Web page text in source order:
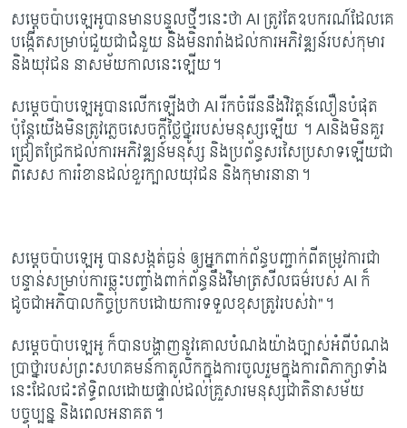
សម្តេចប៉ាបឡេអូបានមានបន្ទូលថ្មីៗនេះថា AIត្រូវតែឧបករណ៍ដែលគេ
បង្កើតសម្រាប់ជួយជាជំនួយ និងមិនរារាំងដល់ការអភិវឌ្ឍន៍របស់កុមារ
និងយុវជន នាសម័យកាលនេះឡើយ។
សម្តេចប៉ាបឡេអូបានលើកឡើងថា AIរីកចំរើននឹងវិវត្តន៍លឿនបំផុត
ប៉ុន្តែយើងមិនត្រូវភ្លេចសេចក្តីថ្លៃថ្នូររបស់មនុស្សឡើយ ។ AIនិងមិនគួរ
ជ្រៀតជ្រែកដល់ការអភិវឌ្ឍន៍មនុស្ស និងប្រព័ន្ធសរសៃប្រសាទឡើយជា
ពិសេស ការរំខានដល់ខួរក្បាលយុវជន និងកុមារនានា។
សម្តេចប៉ាបឡេអូ បានសង្កត់ធ្ងន់ ឲ្យអ្នកពាក់ព័ន្ធបញ្ជាក់ពីតម្រូវការជា
បន្ទាន់សម្រាប់ការឆ្លុះបញ្ចាំងពាក់ព័ន្ធនឹងវិមាត្រសីលធម៌របស់AI ក៏
ដូចជាអភិបាលកិច្ចប្រកបដោយការទទួលខុសត្រូវរបស់វា"។
សម្តេចប៉ាបឡេអូ ក៏បានបង្ហាញនូវគោលបំណងយ៉ាងច្បាស់អំពីបំណង
ប្រាថ្នារបស់ព្រះសហគមន៍កាតូលិកក្នុងការចូលរួមក្នុងការពិភាក្សាទាំង
នេះដែលជះឥទ្ធិពលដោយផ្ទាល់ដល់គ្រួសារមនុស្សជាតិនាសម័យ
បច្ចុប្បន្ន និងពេលអនាគត។